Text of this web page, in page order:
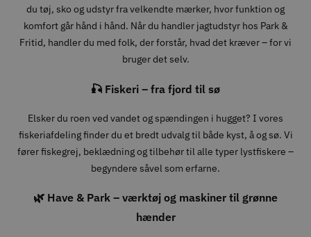
du tøj, sko og udstyr fra velkendte mærker, hvor funktion og
komfort går hånd i hånd. Når du handler jagtudstyr hos Park &
Fritid, handler du med folk, der forstår, hvad det kræver – for vi
bruger det selv.
🎣 Fiskeri – fra fjord til sø
Elsker du roen ved vandet og spændingen i hugget? I vores
fiskeriafdeling finder du et bredt udvalg til både kyst, å og sø. Vi
fører fiskegrej, beklædning og tilbehør til alle typer lystfiskere –
begyndere såvel som erfarne.
🌿 Have & Park – værktøj og maskiner til grønne
hænder